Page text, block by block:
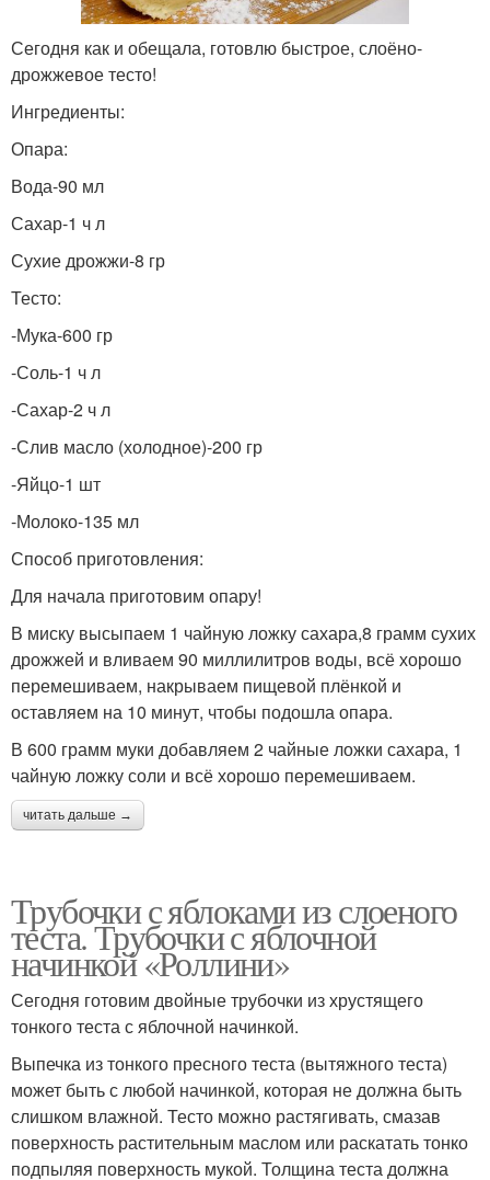
Сегодня как и обещала, готовлю быстрое, слоёно-
дрожжевое тесто!
Ингредиенты:
Опара:
Вода-90 мл
Сахар-1 ч л
Сухие дрожжи-8 гр
Тесто:
-Мука-600 гр
-Соль-1 ч л
-Сахар-2 ч л
-Слив масло (холодное)-200 гр
-Яйцо-1 шт
-Молоко-135 мл
Способ приготовления:
Для начала приготовим опару!
В миску высыпаем 1 чайную ложку сахара,8 грамм сухих
дрожжей и вливаем 90 миллилитров воды, всё хорошо
перемешиваем, накрываем пищевой плёнкой и
оставляем на 10 минут, чтобы подошла опара.
В 600 грамм муки добавляем 2 чайные ложки сахара, 1
чайную ложку соли и всё хорошо перемешиваем.
читать дальше →
Трубочки с яблоками из слоеного
теста. Трубочки с яблочной
начинкой «Роллини»
Сегодня готовим двойные трубочки из хрустящего
тонкого теста с яблочной начинкой.
Выпечка из тонкого пресного теста (вытяжного теста)
может быть с любой начинкой, которая не должна быть
слишком влажной. Тесто можно растягивать, смазав
поверхность растительным маслом или раскатать тонко
подпыляя поверхность мукой. Толщина теста должна